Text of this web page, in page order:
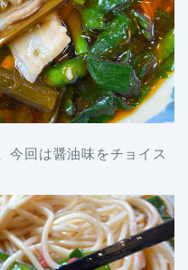
今回は醤油味をチョイス